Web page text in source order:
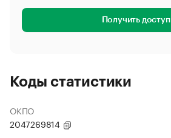
Получить доступ
Коды статистики
ОКПО
2047269814